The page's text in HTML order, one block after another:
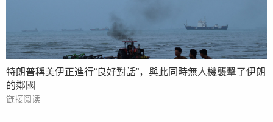
特朗普稱美伊正進行“良好對話”，與此同時無人機襲擊了伊朗
的鄰國
链接阅读